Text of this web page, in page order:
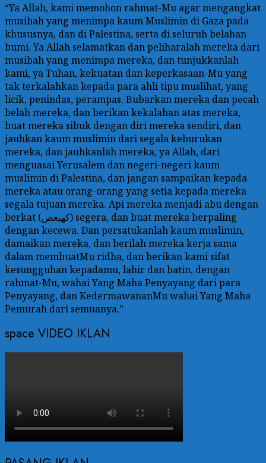
“Ya Allah, kami memohon rahmat-Mu agar mengangkat
musibah yang menimpa kaum Muslimin di Gaza pada
khususnya, dan di Palestina, serta di seluruh belahan
bumi. Ya Allah selamatkan dan peliharalah mereka dari
musibah yang menimpa mereka, dan tunjukkanlah
kami, ya Tuhan, kekuatan dan keperkasaan-Mu yang
tak terkalahkan kepada para ahli tipu muslihat, yang
licik, penindas, perampas. Bubarkan mereka dan pecah
belah mereka, dan berikan kekalahan atas mereka,
buat mereka sibuk dengan diri mereka sendiri, dan
jauhkan kaum muslimin dari segala keburukan
mereka, dan jauhkanlah mereka, ya Allah, dari
menguasai Yerusalem dan negeri-negeri kaum
muslimin di Palestina, dan jangan sampaikan kepada
mereka atau orang-orang yang setia kepada mereka
segala tujuan mereka. Api mereka menjadi abu dengan
berkat (كهيعص) segera, dan buat mereka berpaling
dengan kecewa. Dan persatukanlah kaum muslimin,
damaikan mereka, dan berilah mereka kerja sama
dalam membuatMu ridha, dan berikan kami sifat
kesungguhan kepadamu, lahir dan batin, dengan
rahmat-Mu, wahai Yang Maha Penyayang dari para
Penyayang, dan KedermawananMu wahai Yang Maha
Pemurah dari semuanya.”
space VIDEO IKLAN